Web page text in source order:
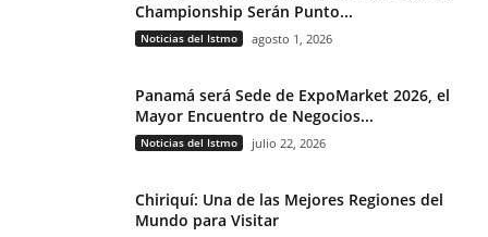
Championship Serán Punto...
Noticias del Istmo agosto 1, 2026
Panamá será Sede de ExpoMarket 2026, el
Mayor Encuentro de Negocios...
Noticias del Istmo julio 22, 2026
Chiriquí: Una de las Mejores Regiones del
Mundo para Visitar